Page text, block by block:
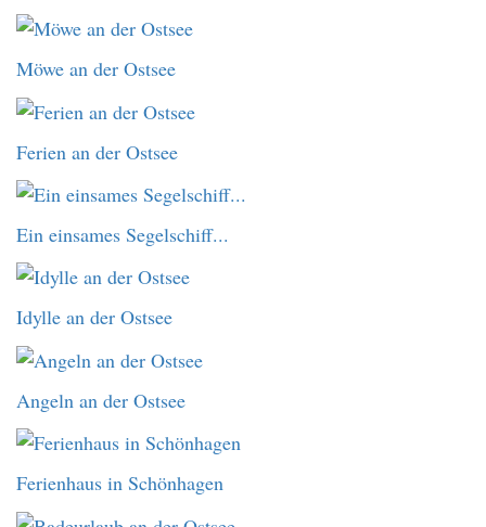
Möwe an der Ostsee
Ferien an der Ostsee
Ein einsames Segelschiff...
Idylle an der Ostsee
Angeln an der Ostsee
Ferienhaus in Schönhagen